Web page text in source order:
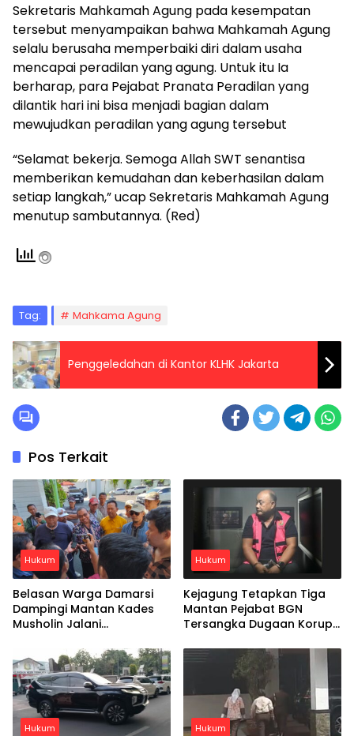
Sekretaris Mahkamah Agung pada kesempatan
tersebut menyampaikan bahwa Mahkamah Agung
selalu berusaha memperbaiki diri dalam usaha
mencapai peradilan yang agung. Untuk itu Ia
berharap, para Pejabat Pranata Peradilan yang
dilantik hari ini bisa menjadi bagian dalam
mewujudkan peradilan yang agung tersebut
“Selamat bekerja. Semoga Allah SWT senantisa
memberikan kemudahan dan keberhasilan dalam
setiap langkah,” ucap Sekretaris Mahkamah Agung
menutup sambutannya. (Red)
Tag: Mahkama Agung
Penggeledahan di Kantor KLHK Jakarta
Pos Terkait
Hukum
Belasan Warga Damarsi
Dampingi Mantan Kades
Musholin Jalani
Sidoarjo
Hukum
Kejagung Tetapkan Tiga
Mantan Pejabat BGN
Tersangka Dugaan Korupsi
Hukum Hukum